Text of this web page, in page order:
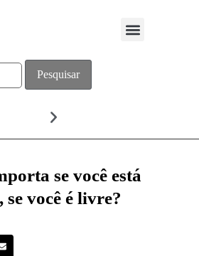
se você está
se você é livre?